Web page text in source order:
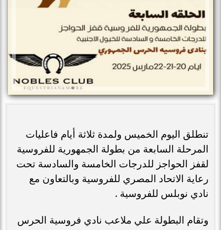
تنطلق اليوم الخميس ولمدة ثلاثة أيام فاعليات
المرحلة السابعة من بطولة الجمهورية للفروسية
لقفز الحواجز للدرجات الخامسة والسادسة تحت
رعاية الاتحاد المصري للفروسية وبالتعاون مع
نادي نوبلس للفروسية .
وتقام البطولة علي ملاعب نادي فروسية الحرس